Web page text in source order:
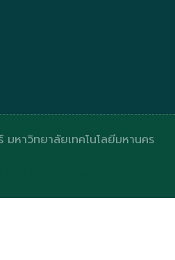
หาวิทยาลัยเทคโนโลยีมหานคร